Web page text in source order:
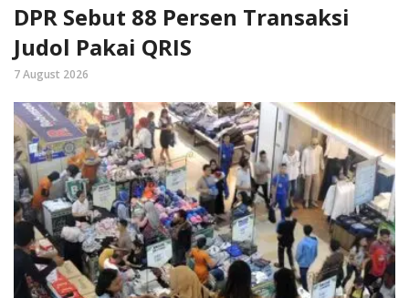
DPR Sebut 88 Persen Transaksi
Judol Pakai QRIS
7 August 2026